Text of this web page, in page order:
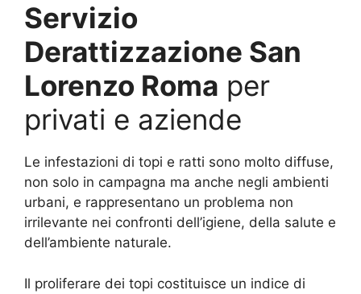
Servizio
Derattizzazione San
Lorenzo Roma per
privati e aziende
Le infestazioni di topi e ratti sono molto diffuse,
non solo in campagna ma anche negli ambienti
urbani, e rappresentano un problema non
irrilevante nei confronti dell’igiene, della salute e
dell’ambiente naturale.
Il proliferare dei topi costituisce un indice di